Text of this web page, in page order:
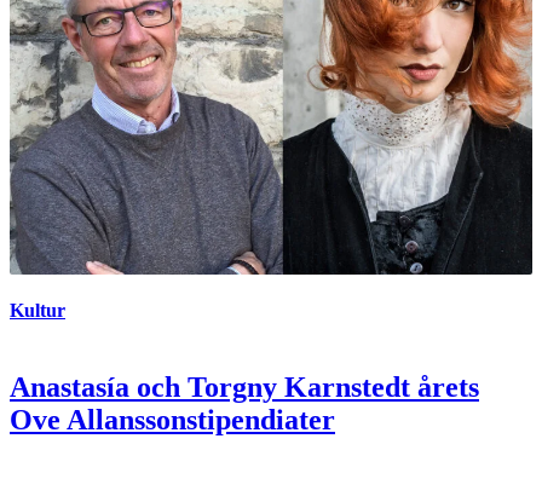
Kultur
Anastasía och Torgny Karnstedt årets
Ove Allanssonstipendiater